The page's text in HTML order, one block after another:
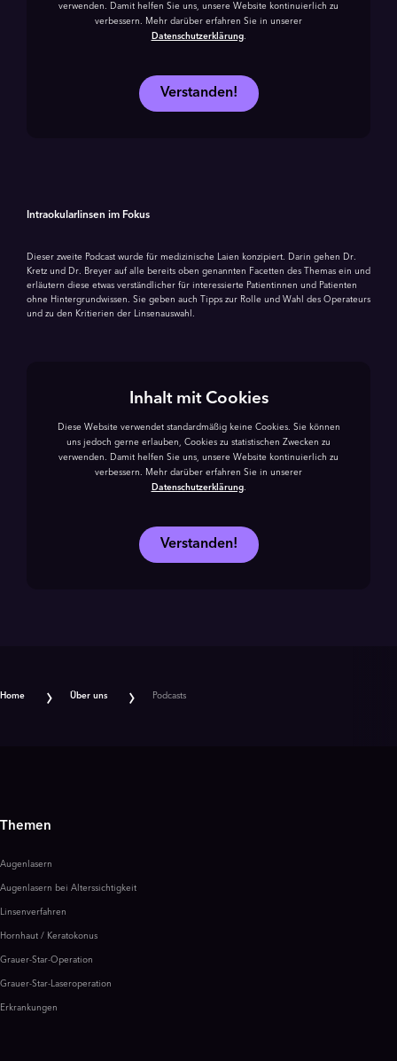
verwenden. Damit helfen Sie uns, unsere Website kontinuierlich zu
verbessern. Mehr darüber erfahren Sie in unserer
Datenschutzerklärung.
Verstanden!
Intraokularlinsen im Fokus
Dieser zweite Podcast wurde für medizinische Laien konzipiert. Darin gehen Dr.
Kretz und Dr. Breyer auf alle bereits oben genannten Facetten des Themas ein und
erläutern diese etwas verständlicher für interessierte Patientinnen und Patienten
ohne Hintergrundwissen. Sie geben auch Tipps zur Rolle und Wahl des Operateurs
und zu den Kritierien der Linsenauswahl.
Inhalt mit Cookies
Diese Website verwendet standardmäßig keine Cookies. Sie können
uns jedoch gerne erlauben, Cookies zu statistischen Zwecken zu
verwenden. Damit helfen Sie uns, unsere Website kontinuierlich zu
verbessern. Mehr darüber erfahren Sie in unserer
Datenschutzerklärung.
Verstanden!
Home Über uns Podcasts
Themen
Augenlasern
Augenlasern bei Alterssichtigkeit
Linsenverfahren
Hornhaut / Keratokonus
Grauer-Star-Operation
Grauer-Star-Laseroperation
Erkrankungen